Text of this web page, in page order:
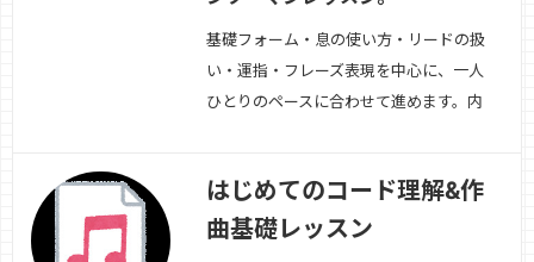
基礎フォーム・息の使い方・リードの扱
い・運指・フレーズ表現を中心に、一人
ひとりのペースに合わせて進めます。内
ギング・ロングトーン・表現・曲練習・
課題整理吹奏楽・ソロ・趣味演奏、目的
はじめてのコード理解&作
曲基礎レッスン